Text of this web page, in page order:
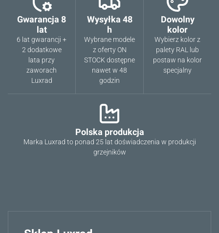
Gwarancja 8
lat
6 lat gwarancji +
2 dodatkowe
lata przy
zaworach
Luxrad
Wysyłka 48
h
Wybrane modele
z oferty ON
STOCK dostępne
nawet w 48
godzin
Dowolny
kolor
Wybierz kolor z
palety RAL lub
postaw na kolor
specjalny
Polska produkcja
Marka Luxrad to ponad 25 lat doświadczenia w produkcji
grzejników